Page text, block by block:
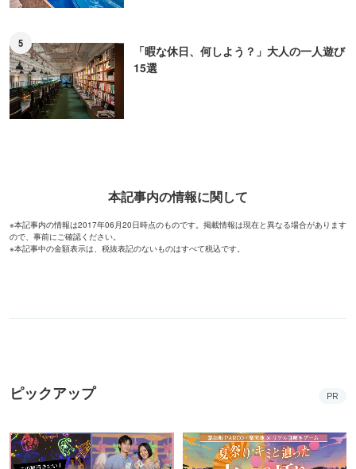
5
「暇な休日、何しよう？」大人の一人遊び
15選
本記事内の情報に関して
※本記事内の情報は2017年06月20日時点のものです。掲載情報は現在と異なる場合があります
ので、事前にご確認ください。
※本記事中の金額表示は、税抜表記のないものはすべて税込です。
ピックアップ PR